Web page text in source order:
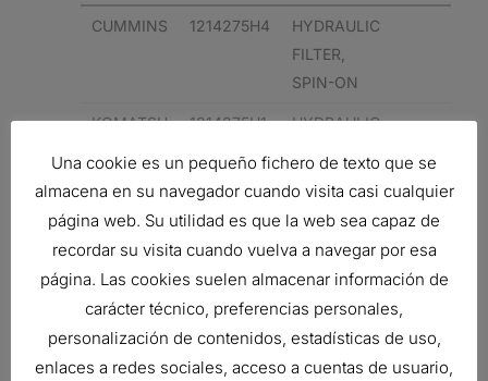
CUMMINS 1214275H4
HYDRAULIC
FILTER,
SPIN-ON
KOMATSU 1214275H1
HYDRAULIC
CUMMINS 1214275H1
HYDRAULIC
FILTER,
SPIN-ON
Related products
Una cookie es un pequeño fichero de texto que se
almacena en su navegador cuando visita casi cualquier
página web. Su utilidad es que la web sea capaz de
recordar su visita cuando vuelva a navegar por esa
página. Las cookies suelen almacenar información de
carácter técnico, preferencias personales,
personalización de contenidos, estadísticas de uso,
enlaces a redes sociales, acceso a cuentas de usuario,